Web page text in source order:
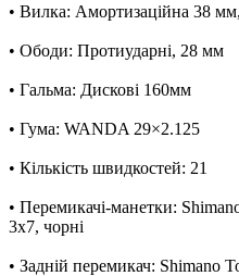
• Вилка: Амортизаційна 38
• Ободи: Протиударні, 28 мм
• Гальма: Дискові 160мм
• Гума: WANDA 29×2.125
• Кількість швидкостей: 21
• Перемикачі-манетки:
3х7, чорні
• Задній перемикач: Shimano